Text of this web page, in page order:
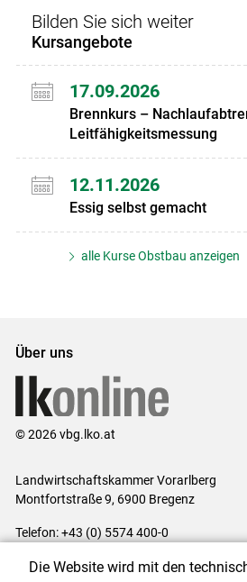
Bilden Sie sich weiter
Kursangebote
17.09.2026
Brennkurs –
Leitfähigkeitsmessung
12.11.2026
Essig selbst gemacht
alle Kurse Obstbau anzeigen
Über uns
© 2026 vbg.lko.at
Landwirtschaftskammer Vorarlberg
Montfortstraße 9, 6900 Bregenz
Telefon: +43 (0) 5574 400-0
Die Website wird mit den